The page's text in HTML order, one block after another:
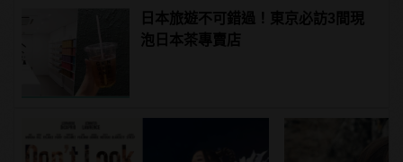
日本旅遊不可錯過！東京必訪3間現
泡日本茶專賣店